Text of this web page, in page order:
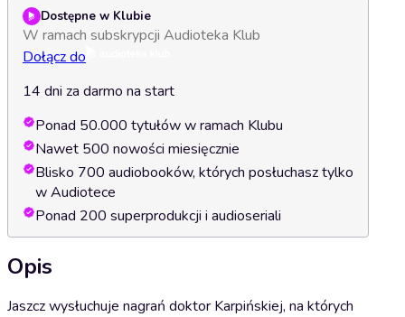
Dostępne w Klubie
W ramach subskrypcji Audioteka Klub
Dołącz do
14 dni za darmo na start
Ponad 50.000 tytułów w ramach Klubu
Nawet 500 nowości miesięcznie
Blisko 700 audiobooków, których posłuchasz tylko
w Audiotece
Ponad 200 superprodukcji i audioseriali
Opis
Jaszcz wysłuchuje nagrań doktor Karpińskiej, na których